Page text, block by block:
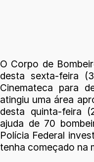
O Corpo de
desta sexta-feira
Cinemateca para
atingiu uma área
desta quinta-feira
ajuda de 70
Polícia Federal
tenha começado na